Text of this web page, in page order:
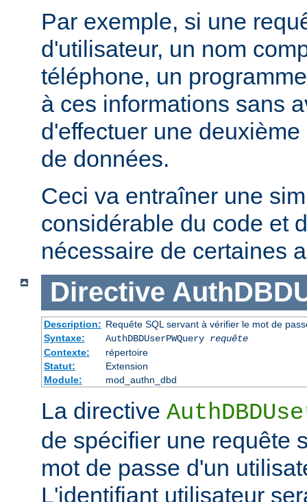
Par exemple, si une
d'utilisateur, un nom
téléphone, un
à ces informations sans
d'effectuer une
de données.
Ceci va entraîner une
considérable du code et
nécessaire de certaines
Directive
Description: Requête SQL servant à vérifier le mot de
Syntaxe:
AuthDBDUserPWQuery requête
Contexte:
répertoire
Statut:
Extension
Module:
mod_authn_dbd
La directive
de spécifier une requête
mot de passe d'un
L'identifiant utilisateur